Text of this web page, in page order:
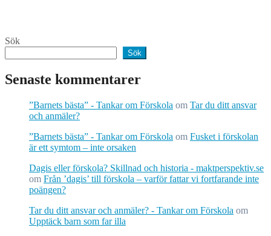
Sök
Sök
Senaste kommentarer
”Barnets bästa” - Tankar om Förskola om Tar du ditt ansvar
och anmäler?
”Barnets bästa” - Tankar om Förskola om Fusket i förskolan
är ett symtom – inte orsaken
Dagis eller förskola? Skillnad och historia - maktperspektiv.se
om Från ’dagis’ till förskola – varför fattar vi fortfarande inte
poängen?
Tar du ditt ansvar och anmäler? - Tankar om Förskola om
Upptäck barn som far illa